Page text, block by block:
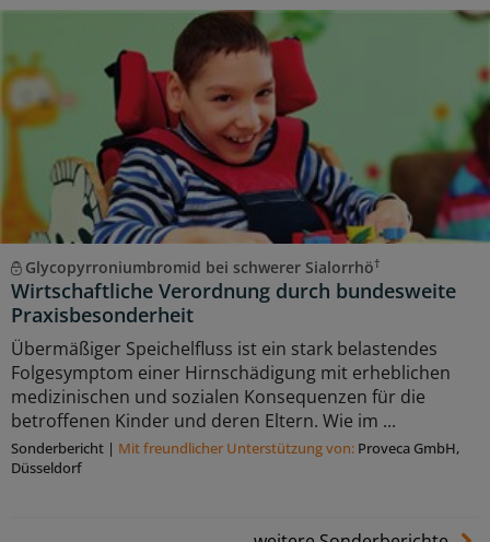
Glycopyrroniumbromid bei schwerer Sialorrhö†
Wirtschaftliche Verordnung durch bundesweite
Praxisbesonderheit
Übermäßiger Speichelfluss ist ein stark belastendes
Folgesymptom einer Hirnschädigung mit erheblichen
medizinischen und sozialen Konsequenzen für die
betroffenen Kinder und deren Eltern. Wie im ...
Sonderbericht | Mit freundlicher Unterstützung von: Proveca GmbH,
Düsseldorf